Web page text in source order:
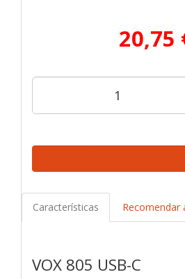
20,75
Características Recomendar
VOX 805 USB-C